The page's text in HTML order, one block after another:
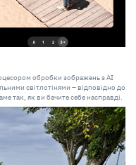
обробки зображень з AI
світлотінями – відповідно до
так, як ви бачите себе насправді.